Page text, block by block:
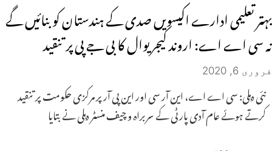
بہتر تعلیمی ادارے اکیسویں صدی کے ہندستان کو بنائیں گے
نہ سی اے اے: اروند کیجریوال کا بی جے پی پر تنقید
فروری 6, 2020
نئی دہلی: سی اے اے، این آر سی اور این پی آر پر مرکزی حکومت پر تنقید
کرتے ہوئے عام آدی پارٹی کے سربراہ و چیف منسٹر دہلی نے بتایا